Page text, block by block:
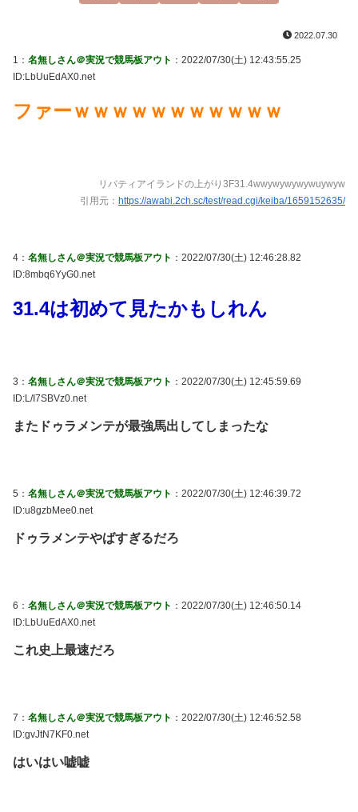
2022.07.30
1： 名無しさん＠実況で競馬板アウト ：2022/07/30(土) 12:43:55.25
ID:LbUuEdAX0.net
ファーｗｗｗｗｗｗｗｗｗｗｗ
リバティアイランドの上がり3F31.4wwywywywywuywyw
引用元： https://awabi.2ch.sc/test/read.cgi/keiba/1659152635/
4： 名無しさん＠実況で競馬板アウト ：2022/07/30(土) 12:46:28.82
ID:8mbq6YyG0.net
31.4は初めて見たかもしれん
3： 名無しさん＠実況で競馬板アウト ：2022/07/30(土) 12:45:59.69
ID:L/I7SBVz0.net
またドゥラメンテが最強馬出してしまったな
5： 名無しさん＠実況で競馬板アウト ：2022/07/30(土) 12:46:39.72
ID:u8gzbMee0.net
ドゥラメンテやばすぎるだろ
6： 名無しさん＠実況で競馬板アウト ：2022/07/30(土) 12:46:50.14
ID:LbUuEdAX0.net
これ史上最速だろ
7： 名無しさん＠実況で競馬板アウト ：2022/07/30(土) 12:46:52.58
ID:gvJtN7KF0.net
はいはい嘘嘘